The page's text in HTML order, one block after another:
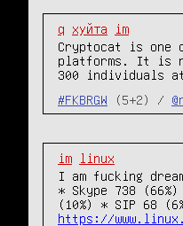
q хуйта
im
Cryptocat is one
platforms. It is
300 individuals at
#FKBRGW
(5+2) /
im
linux
I am fucking
* Skype 738 (66%)
(10%) * SIP 68
https://